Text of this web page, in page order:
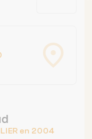
en 2004